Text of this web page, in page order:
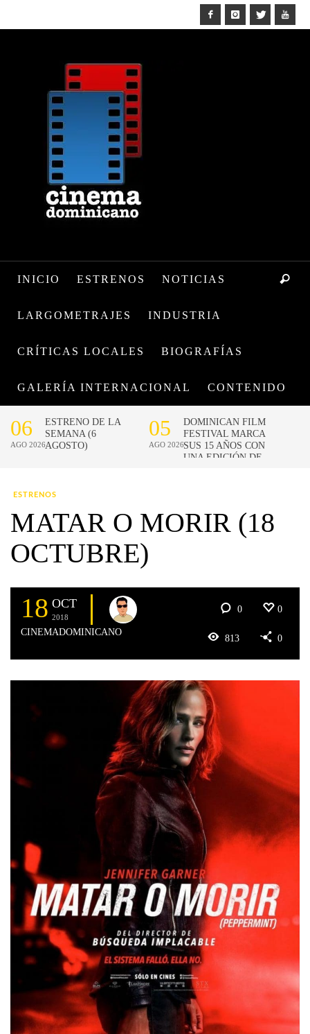
INICIO ESTRENOS NOTICIAS
LARGOMETRAJES INDUSTRIA
CRÍTICAS LOCALES BIOGRAFÍAS
GALERÍA INTERNACIONAL CONTENIDO
ESTRENOS
MATAR O MORIR (18
OCTUBRE)
18 OCT
2018
CINEMADOMINICANO
0 0
813 0